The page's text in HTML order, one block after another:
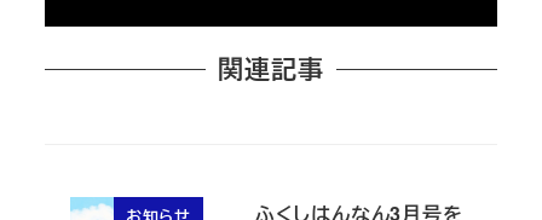
関連記事
ふくしはんなん3月号を